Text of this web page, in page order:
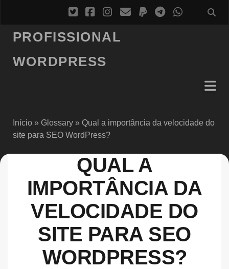
PROFISSIONAL
WORDPRESS
Início» Glossary» Qual a importância da velocidade do
site para SEO WordPress?
QUAL A
IMPORTÂNCIA DA
VELOCIDADE DO
SITE PARA SEO
WORDPRESS?